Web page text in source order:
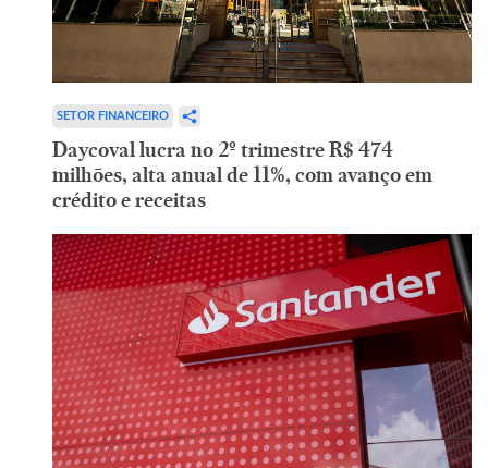
SETOR FINANCEIRO
Daycoval lucra no 2º trimestre R$ 474
milhões, alta anual de 11%, com avanço em
crédito e receitas